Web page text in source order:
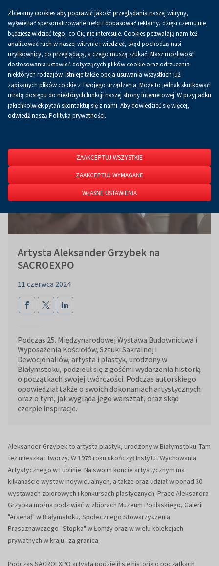
0.00 złKoszykPL
Strona główna O firmie Aktualności
Aktualności
Artysta Aleksander Grzybek na
SACROEXPO
11 czerwca 2024
Podczas 25. Międzynarodowej Wystawa Budownictwa i
Wyposażenia Kościołów, Sztuki Sakralnej i
Dewocjonaliów, artysta i plastyk, urodzony w
Białymstoku, podzielił się z gośćmi wydarzenia historią
o początkach swojej twórczości. Podczas autorskiego
opowiedział także o swoich dokonaniach artystycznych
oraz o tym, jak wygląda jego warsztat, oraz skąd
czerpie inspiracje.
Aleksander Grzybek to artysta plastyk, urodzony w Białymstoku. Tam
też mieszka i tworzy. W 1979 roku ukończył Instytut Wychowania
Artystycznego w Lublinie. Na swoim koncie artystycznym ma
kilkanaście wystaw indywidualnych, a także oraz udział w ponad 30
wystawach zbiorowych i konkursach plastycznych. Prace Aleksandra
Grzybka można podziwiać w zbiorach Muzeum Podlaskiego, Galerii
"Arsenał" w Białymstoku, Społecznego Stowarzyszenia
Prasoznawczego "Stopka" w Łomży oraz w wielu kolekcjach
prywatnych w kraju i za granicą.
Podczas SACROEXPO artysta podzielił się historią o początkach
Zbieramy cookies aby poprawić jakość przeglądania naszej witryny,
wyświetlać spersonalizowane treści i dopasować reklamy, dzięki czemu nie
będziesz widzieć tego, co Cię nie interesuje. Cookies pozwalają nam też
analizować ruch w naszej witrynie i wiedzieć, skąd pochodzą nasi
użytkownicy, co przeglądają, a czego muszą szukać. Masz możliwość
dostosowania ustawień dotyczących plików cookie oraz odrzucenia
niektórych rodzajów. Istnieje także opcja usuwania wszystkich już
zapisanych plików cookie z Twojego urządzenia. Może to jednak skutkować
utratą dostępu do niektórych funkcji naszej strony internetowej. W przypadku
jakichkolwiek pytań skontaktuj się z nami. Aby dowiedzieć się więcej,
odwiedź naszą Polityka prywatności.
ZAAKCEPTUJ WSZYSTKIE
ZAAKCEPTUJ WYMAGANE
WŁASNE USTAWIENIA